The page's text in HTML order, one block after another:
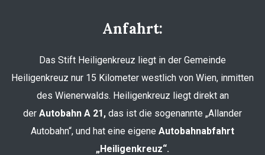
Anfahrt:
Das Stift Heiligenkreuz liegt in der Gemeinde
Heiligenkreuz nur 15 Kilometer westlich von Wien, inmitten
des Wienerwalds. Heiligenkreuz liegt direkt an
der Autobahn A 21, das ist die sogenannte „Allander
Autobahn“, und hat eine eigene Autobahnabfahrt
„Heiligenkreuz“.